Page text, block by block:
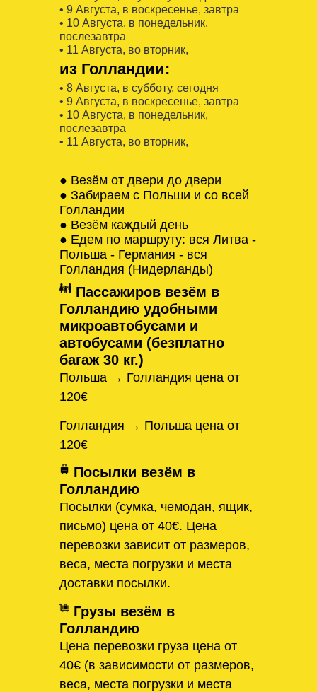
• 9 Августa, в воскресенье, завтра
• 10 Августa, в понедельник,
послезавтра
• 11 Августa, во вторник,
из Голландии:
• 8 Августa, в субботу, сегодня
• 9 Августa, в воскресенье, завтра
• 10 Августa, в понедельник,
послезавтра
• 11 Августa, во вторник,
● Везём от двери до двери
● Забираем с Польши и со всей
Голландии
● Везём каждый день
● Едем по маршруту: вся Литва -
Польша - Германия - вся
Голландия (Нидерланды)
Пассажиров везём в
Голландию удобными
микроавтобусами и
автобусами (безплатно
багаж 30 кг.)
Польша → Голландия цена от
120€
Голландия → Польша цена от
120€
Посылки везём в
Голландию
Посылки (сумка, чемодан, ящик,
письмо) цена от 40€. Цена
перевозки зависит от размеров,
веса, места погрузки и места
доставки посылки.
Грузы везём в
Голландию
Цена перевозки груза цена от
40€ (в зависимости от размеров,
веса, места погрузки и места